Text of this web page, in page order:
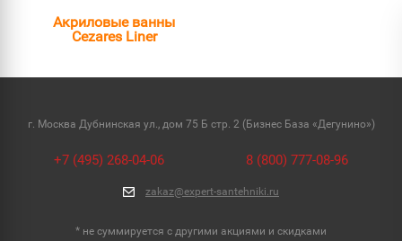
Акриловые ванны
Cezares Liner
г. Москва Дубнинская ул., дом 75 Б стр. 2 (Бизнес База «Дегунино»)
+7 (495) 268-04-06 8 (800) 777-08-96
zakaz@expert-santehniki.ru
* не суммируется с другими акциями и скидками